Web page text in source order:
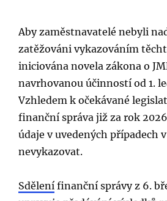
Aby zaměstnavatelé nebyli
zatěžováni vykazováním
iniciována novela zákona o
navrhovanou účinností od 1.
Vzhledem k očekávané
finanční správa již za rok
údaje v uvedených případech
nevykazovat.
Sdělenífinanční správy z 6.